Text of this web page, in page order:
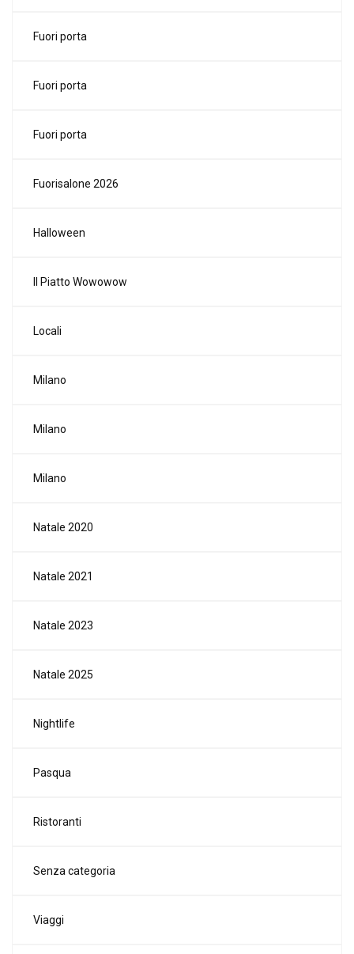
Fuori porta
Fuori porta
Fuori porta
Fuorisalone 2026
Halloween
Il Piatto Wowowow
Locali
Milano
Milano
Milano
Natale 2020
Natale 2021
Natale 2023
Natale 2025
Nightlife
Pasqua
Ristoranti
Senza categoria
Viaggi